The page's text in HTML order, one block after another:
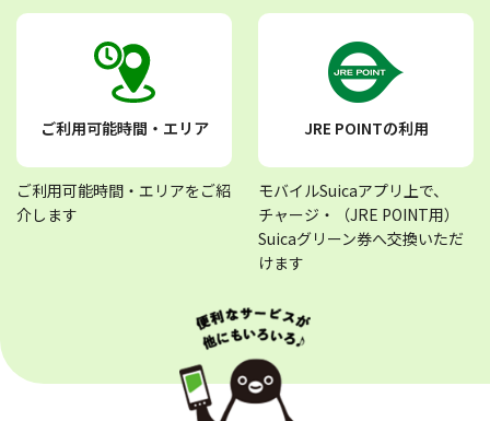
ご利用可能時間・エリア
ご利用可能時間・エリアをご紹
介します
JRE POINTの利用
モバイルSuicaアプリ上で、
チャージ・（JRE POINT用）
Suicaグリーン券へ交換いただ
けます